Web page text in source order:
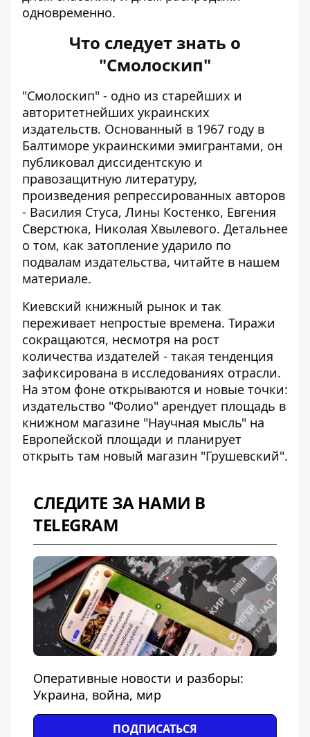
одновременно.
Что следует знать о
"Смолоскип"
"Смолоскип" - одно из старейших и
авторитетнейших украинских
издательств. Основанный в 1967 году в
Балтиморе украинскими эмигрантами, он
публиковал диссидентскую и
правозащитную литературу,
произведения репрессированных авторов
- Василия Стуса, Лины Костенко, Евгения
Сверстюка, Николая Хвылевого. Детальнее
о том, как затопление ударило по
подвалам издательства, читайте в нашем
материале.
Киевский книжный рынок и так
переживает непростые времена. Тиражи
сокращаются, несмотря на рост
количества издателей - такая тенденция
зафиксирована в исследованиях отрасли.
На этом фоне открываются и новые точки:
издательство "Фолио" арендует площадь в
книжном магазине "Научная мысль" на
Европейской площади и планирует
открыть там новый магазин "Грушевский".
СЛЕДИТЕ ЗА НАМИ В
TELEGRAM
Оперативные новости и разборы:
Украина, война, мир
ПОДПИСАТЬСЯ